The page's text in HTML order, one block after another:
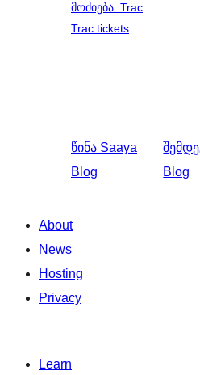
მოძიება: Trac
Trac tickets
წინა Saaya
Blog
Blog
About
News
Hosting
Privacy
Learn